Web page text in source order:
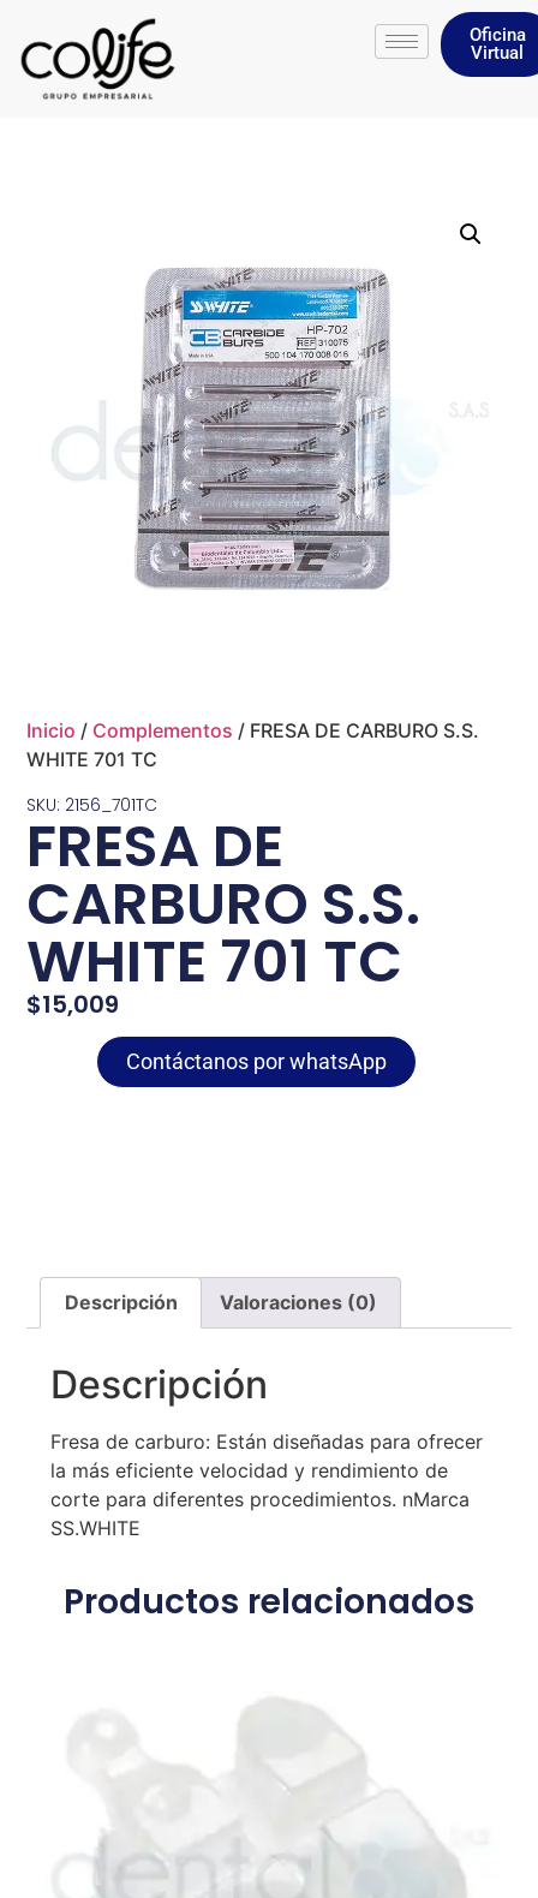
Oficina
Virtual
Inicio / Complementos / FRESA DE CARBURO S.S.
WHITE 701 TC
SKU: 2156_701TC
FRESA DE
CARBURO S.S.
WHITE 701 TC
$15,009
Contáctanos por whatsApp
Descripción Valoraciones (0)
Descripción
Fresa de carburo: Están diseñadas para ofrecer
la más eficiente velocidad y rendimiento de
corte para diferentes procedimientos. nMarca
SS.WHITE
Productos relacionados